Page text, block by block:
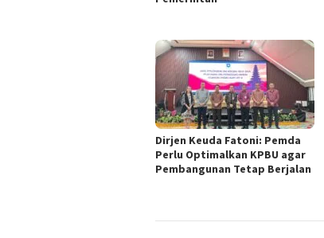
Dirjen Keuda Fatoni: Pemda
Perlu Optimalkan KPBU agar
Pembangunan Tetap Berjalan